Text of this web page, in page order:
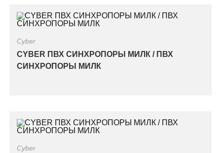
Cyber
CYBER ПВХ СИНХРОПОРЫ МИЛК / ПВХ
СИНХРОПОРЫ МИЛК
Cyber